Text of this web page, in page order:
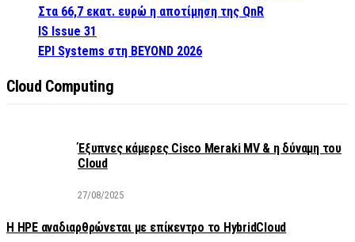
Στα 66,7 εκατ. ευρώ η αποτίμηση της QnR
IS Issue 31
EPI Systems στη BEYOND 2026
Cloud Computing
Έξυπνες κάμερες Cisco Meraki MV & η δύναμη του
Cloud
27/08/2025
H HPE αναδιαρθρώνεται με επίκεντρο το HybridCloud